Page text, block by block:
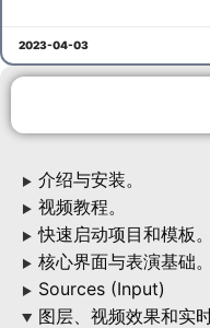
▶ 介绍与安装。
▶ 视频教程。
▶ 快速启动项目和模板。
▶ 核心界面与表演基础。
▶ Sources (Input)
▶ 图层、视频效果和实时
2023-04-03